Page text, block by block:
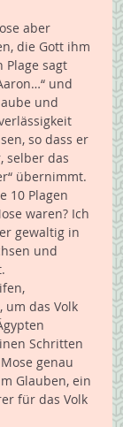
aber
die Gott ihm
sagt
und
und
so dass er
selber das
übernimmt.
10 Plagen
waren? Ich
gewaltig in
und
um das Volk
Schritten
genau
Glauben, ein
für das Volk